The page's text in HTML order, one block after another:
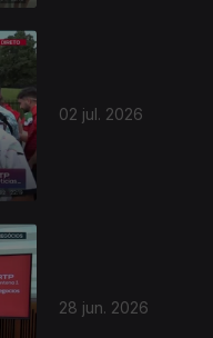
02 jul. 2026
28 jun. 2026